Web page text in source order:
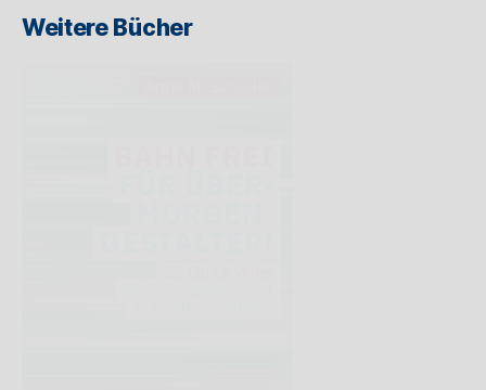
Weitere Bücher